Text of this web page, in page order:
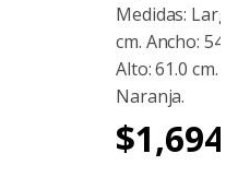
Medidas:
cm. Ancho:
Alto: 61.0 cm.
Naranja.
$